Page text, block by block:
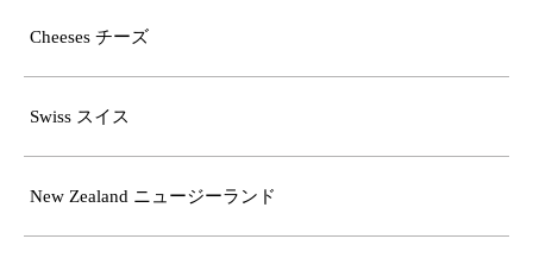
Cheeses チーズ
Swiss スイス
New Zealand ニュージーランド